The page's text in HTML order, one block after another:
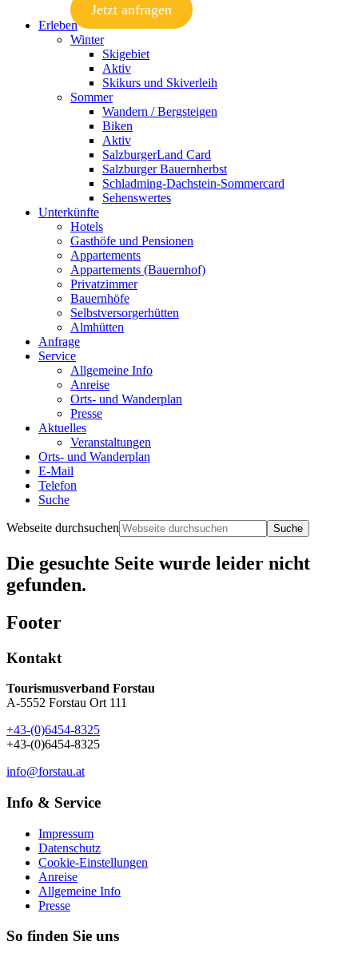
Jetzt anfragen
Erleben
Winter
Skigebiet
Aktiv
Skikurs und Skiverleih
Sommer
Wandern / Bergsteigen
Biken
Aktiv
SalzburgerLand Card
Salzburger Bauernherbst
Schladming-Dachstein-Sommercard
Sehenswertes
Unterkünfte
Hotels
Gasthöfe und Pensionen
Appartements
Appartements (Bauernhof)
Privatzimmer
Bauernhöfe
Selbstversorgerhütten
Almhütten
Anfrage
Service
Allgemeine Info
Anreise
Orts- und Wanderplan
Presse
Aktuelles
Veranstaltungen
Orts- und Wanderplan
E-Mail
Telefon
Suche
Webseite durchsuchen
Die gesuchte Seite wurde leider nicht
gefunden.
Footer
Kontakt
Tourismusverband Forstau
A-5552 Forstau Ort 111
+43-(0)6454-8325
+43-(0)6454-8325
info@forstau.at
Info & Service
Impressum
Datenschutz
Cookie-Einstellungen
Anreise
Allgemeine Info
Presse
So finden Sie uns